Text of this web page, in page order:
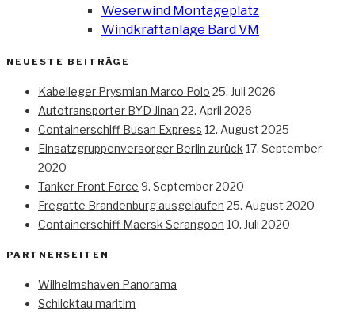
Weserwind Montageplatz
Windkraftanlage Bard VM
NEUESTE BEITRÄGE
Kabelleger Prysmian Marco Polo 25. Juli 2026
Autotransporter BYD Jinan 22. April 2026
Containerschiff Busan Express 12. August 2025
Einsatzgruppenversorger Berlin zurück 17. September
2020
Tanker Front Force 9. September 2020
Fregatte Brandenburg ausgelaufen 25. August 2020
Containerschiff Maersk Serangoon 10. Juli 2020
PARTNERSEITEN
Wilhelmshaven Panorama
Schlicktau maritim